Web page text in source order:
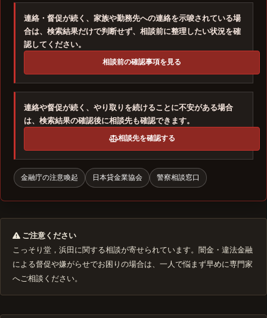
連絡・督促が続く、家族や勤務先への連絡を示唆されている場
合は、検索結果だけで判断せず、相談前に整理したい状況を確
認してください。
相談前の確認事項を見る
連絡や督促が続く、やり取りを続けることに不安がある場合
は、検索結果の確認後に相談先も確認できます。
相談先を確認する
金融庁の注意喚起 日本貸金業協会 警察相談窓口
ご注意ください
こっそり堂，浜田に関する相談が寄せられています。闇金・違法金融
による督促や嫌がらせでお困りの場合は、一人で悩まず早めに専門家
へご相談ください。